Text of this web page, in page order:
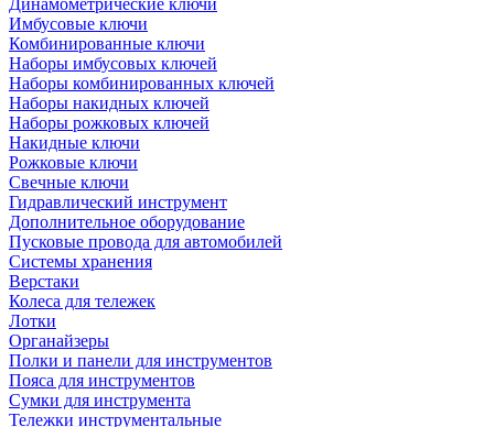
Динамометрические ключи
Имбусовые ключи
Комбинированные ключи
Наборы имбусовых ключей
Наборы комбинированных ключей
Наборы накидных ключей
Наборы рожковых ключей
Накидные ключи
Рожковые ключи
Свечные ключи
Гидравлический инструмент
Дополнительное оборудование
Пусковые провода для автомобилей
Системы хранения
Верстаки
Колеса для тележек
Лотки
Органайзеры
Полки и панели для инструментов
Пояса для инструментов
Сумки для инструмента
Тележки инструментальные